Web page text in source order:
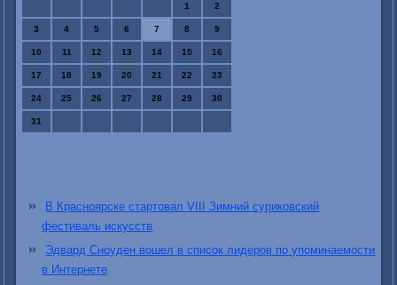
1 2
3 4 5 6 7 8 9
10 11 12 13 14 15 16
17 18 19 20 21 22 23
24 25 26 27 28 29 30
31
В Красноярске стартовал VIII Зимний суриковский
фестиваль искусств
Эдвард Сноуден вошел в список лидеров по упоминаемости
в Интернете